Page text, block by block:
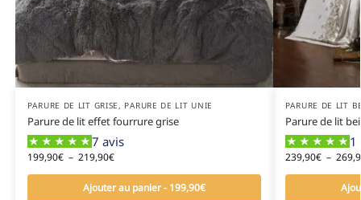
PARURE DE LIT GRISE , PARURE DE LIT UNIE
Parure de lit effet fourrure grise
7 avis
199,90€ – 219,90€
Ajouter au panier - 199,90€
PARURE DE LIT
Parure de lit
1
239,90€ –